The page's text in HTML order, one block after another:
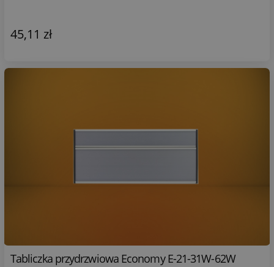
45,11 zł
Tabliczka przydrzwiowa Economy E-21-31W-62W